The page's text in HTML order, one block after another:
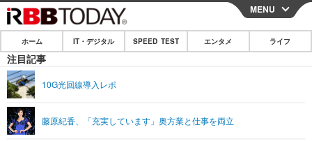
CLOSE
ホーム
IT・デジタル
SPEED TEST
エンタメ
MENU
ホーム IT・デジタル SPEED TEST エンタメ ライフ
注目記事
10G光回線導入レポ
藤原紀香、「充実しています」奥方業と仕事を両立